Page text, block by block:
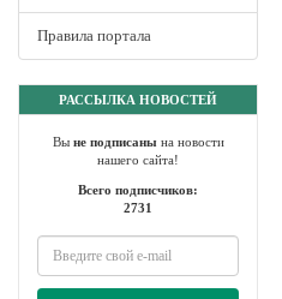
Правила портала
РАССЫЛКА НОВОСТЕЙ
Вы не подписанына новости
нашего сайта!
Всего подписчиков:
2731